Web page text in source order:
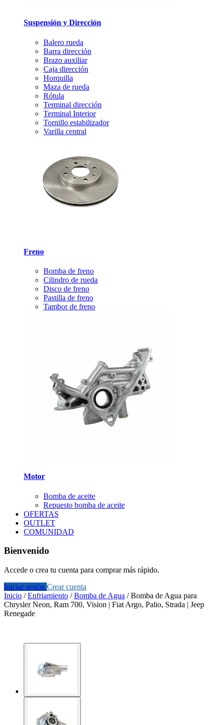
Suspensión y Dirección
Balero rueda
Barra dirección
Brazo auxiliar
Caja dirección
Horquilla
Maza de rueda
Rótula
Terminal dirección
Terminal Interior
Tornillo estabilizador
Varilla central
Freno
Bomba de freno
Cilindro de rueda
Disco de freno
Pastilla de freno
Tambor de freno
Motor
Bomba de aceite
Repuesto bomba de aceite
OFERTAS
OUTLET
COMUNIDAD
Bienvenido
Accede o crea tu cuenta para comprar más rápido.
Iniciar sesión Crear cuenta
Inicio /Enfriamiento /Bomba de Agua /Bomba de Agua para
Chrysler Neon, Ram 700, Vision | Fiat Argo, Palio, Strada | Jeep
Renegade